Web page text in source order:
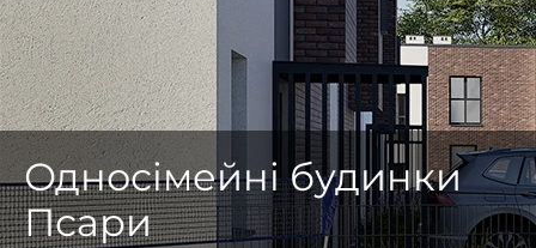
Односімейні будинки
Псари